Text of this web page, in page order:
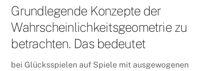
Grundlegende Konzepte der
Wahrscheinlichkeitsgeometrie zu
betrachten. Das bedeutet
bei Glücksspielen auf Spiele mit ausgewogenen